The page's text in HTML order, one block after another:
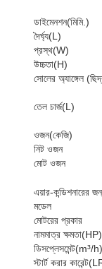
ডাইমেনশন(মিমি.)
দৈর্ঘ্য(L)
প্রস্থ(W)
উচ্চতা(H)
সোলের অ্যাঙ্গেল
তেল চার্জ(L)
ওজন(কেজি)
নিট ওজন
মোট ওজন
এয়ার-কন্ডিশনারের
মডেল
মোটরের প্রকার
নামমাত্র ক্ষমতা(HP)
ডিসপ্লেসমেন্ট(m³/h)
স্টার্ট করার